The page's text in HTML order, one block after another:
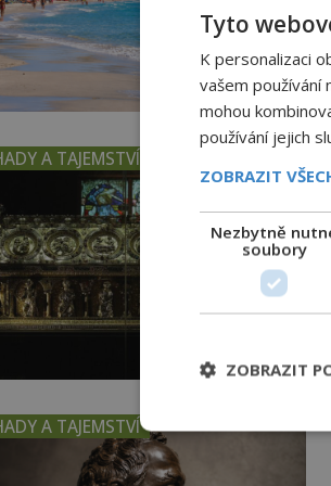
A TAJEMSTVÍ
A TAJEMSTVÍ
Tyto
K personalizaci
vašem používání
mohou
používání jejich
ZOBRAZIT
Nezbytně
soubory
ZOBRAZIT